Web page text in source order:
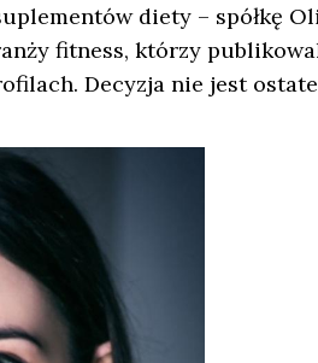
diety – spółkę
fitness, którzy
Decyzja nie jest